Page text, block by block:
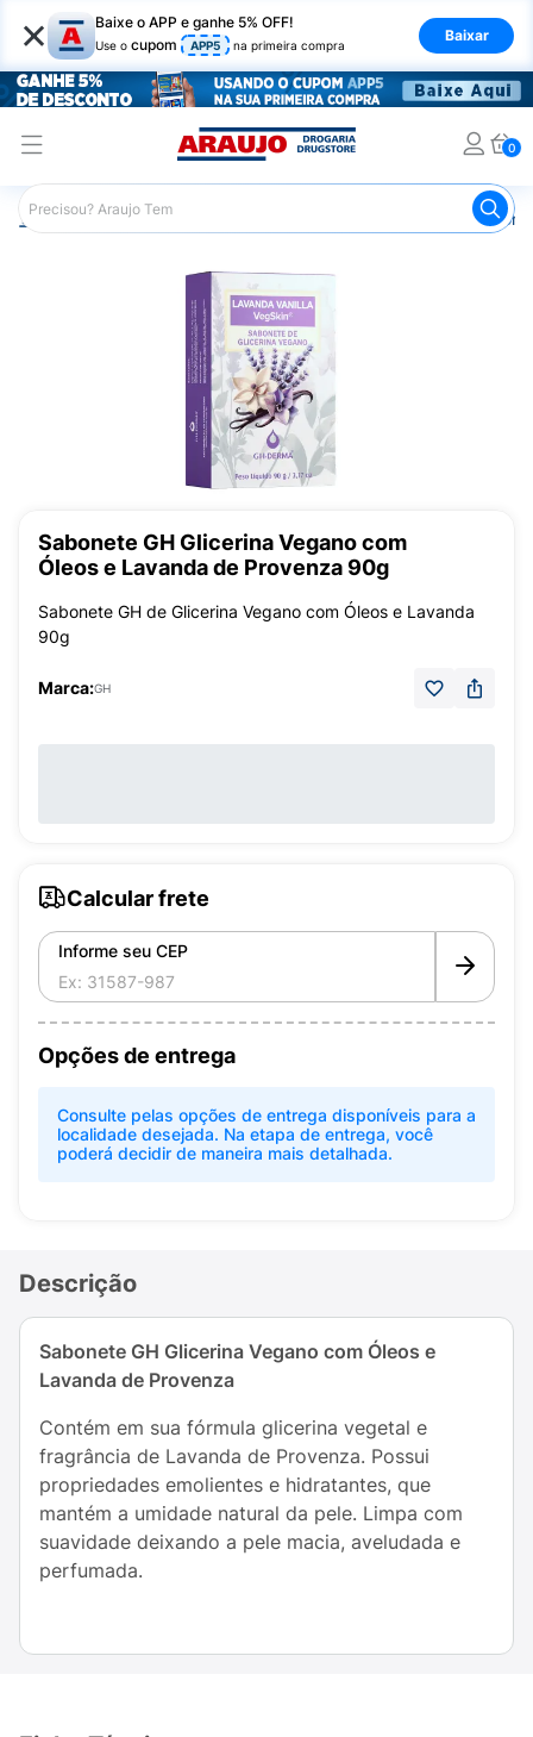
× Baixe o APP e ganhe 5% OFF!
Use o cupom APP5 na primeira compra
Baixar
0
Araujo Higiene Pessoal
Sabonete GH Glicerina Vegano com
Óleos e Lavanda de Provenza 90g
Sabonete GH de Glicerina Vegano com Óleos e Lavanda
90g
Marca:GH
Calcular frete
Informe seu CEP
Opções de entrega
Consulte pelas opções de entrega disponíveis para a
localidade desejada. Na etapa de entrega, você
poderá decidir de maneira mais detalhada.
Descrição
Sabonete GH Glicerina Vegano com Óleos e
Lavanda de Provenza
Contém em sua fórmula glicerina vegetal e
fragrância de Lavanda de Provenza. Possui
propriedades emolientes e hidratantes, que
mantém a umidade natural da pele. Limpa com
suavidade deixando a pele macia, aveludada e
perfumada.